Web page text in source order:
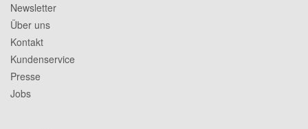
Newsletter
Über uns
Kontakt
Kundenservice
Presse
Jobs